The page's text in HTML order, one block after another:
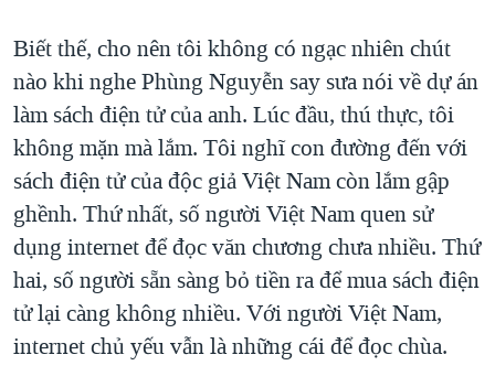
Biết thế, cho nên tôi không có ngạc nhiên chút
nào khi nghe Phùng Nguyễn say sưa nói về dự án
làm sách điện tử của anh. Lúc đầu, thú thực, tôi
không mặn mà lắm. Tôi nghĩ con đường đến với
sách điện tử của độc giả Việt Nam còn lắm gập
ghềnh. Thứ nhất, số người Việt Nam quen sử
dụng internet để đọc văn chương chưa nhiều. Thứ
hai, số người sẵn sàng bỏ tiền ra để mua sách điện
tử lại càng không nhiều. Với người Việt Nam,
internet chủ yếu vẫn là những cái để đọc chùa.